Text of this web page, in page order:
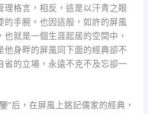
理格言，相反，這是以汗青之眼
的手腕。也因這般，如許的屏風
就是一個生涯起居的空間中，
他身畔的屏風同下面的經典卻不
省的立場，永遠不克不及忘卻一
”后，在屏風上銘記儒家的經典，